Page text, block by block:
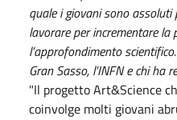
quale i giovani sono
lavorare per incrementare la
l’approfondimento
Gran Sasso, l’INFN e chi ha
"Il progetto Art&Science
coinvolge molti giovani